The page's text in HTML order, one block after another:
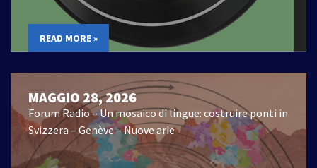
READ MORE »
MAGGIO 28, 2026
Forum Radio – Un mosaico di lingue: costruire ponti in
Svizzera – Genève – Nuove arie